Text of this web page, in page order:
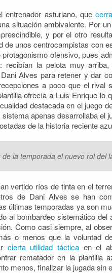
entrenador asturiano, que
situación ambivalente. Por
y por el otro
de unos centrocampistas con
ofensivo, pues
recibían la pelota muy
Alves para retener y dar
a poco que el rival
ofrecía a Luis Enrique
destacada en el juego
apenas desarrollaba el
de la historia reciente
la temporada el nuevo rol del
vertido ríos de tinta en el
de Dani Alves se han
últimas temporadas ya son
al bombardeo sistemático
Como casi siempre, al
o menos que la voluntad
cierta utilidad táctica en el
rematador en la plantilla
menos, finalizar la jugada sin